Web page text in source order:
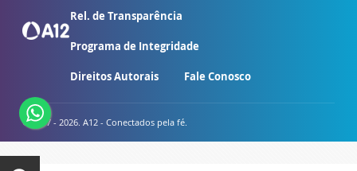
Rel. de Transparência
Programa de Integridade
Direitos Autorais Fale Conosco
© 2007 - 2026. A12 - Conectados pela fé.